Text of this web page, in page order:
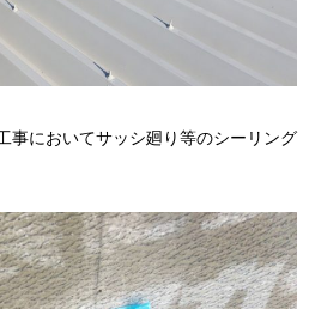
事においてサッシ廻り等のシーリング